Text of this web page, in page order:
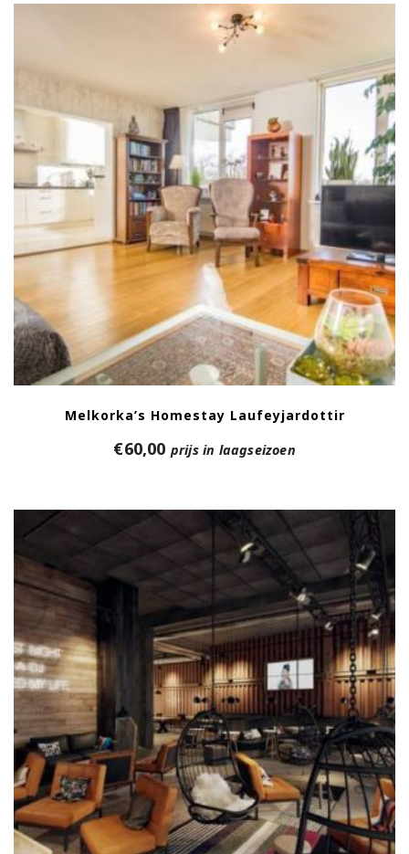
Melkorka’s Homestay Laufeyjardottir
€60,00 prijs in laagseizoen